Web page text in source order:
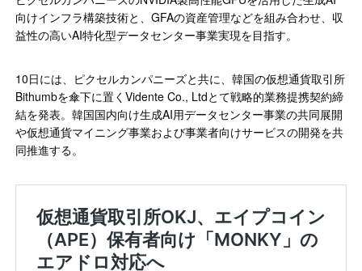
向けインフラ構築技術と、GFAの資産管理などを組み合わせ、収
益性の高いAI特化型データセンター事業実現を目指す。
10日には、ピクセルカンパニーズと共に、韓国の仮想通貨取引所
Bithumbを傘下に置くVidente Co., Ltdとて戦略的業務提携契約締
結を発表。韓国国内向け生成AI用データセンター事業の共同展開
や仮想通貨マイニング事業および事業者向けサービスの開発を共
同推進する。